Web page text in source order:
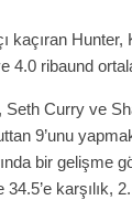
kaçıran Hunter,
4.0 ribaund
Seth Curry ve
9’unu
bir gelişme
34.5’e karşılık,